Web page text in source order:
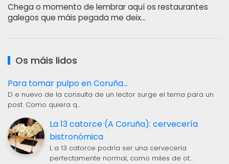
Chega o momento de lembrar aquí os restaurantes
galegos que máis pegada me deix…
Os máis lidos
Para tomar pulpo en Coruña...
D e nuevo de la consulta de un lector surge el tema para un
post. Como quiera q…
La 13 catorce (A Coruña): cervecería
bistronómica
L a 13 catorce podría ser una cervecería
perfectamente normal, como miles de ot…